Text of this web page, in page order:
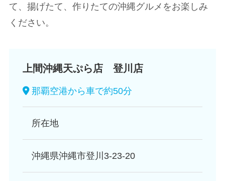
て、揚げたて、作りたての沖縄グルメをお楽しみ
ください。
上間沖縄天ぷら店 登川店
那覇空港から車で約50分
所在地
沖縄県沖縄市登川3-23-20